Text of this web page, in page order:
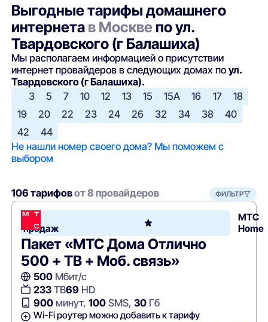
Выгодные тарифы домашнего
интернета в Москве по ул.
Твардовского (г Балашиха)
Мы располагаем информацией о присутствии
интернет провайдеров в следующих домах поул.
Твардовского (г Балашиха).
3
5 7 10 12 13 15 15А 16 17
18
19
20 22 23 24 26 32 34 38
40
42
44
Не нашли номер своего дома? Мы поможем с
выбором
106 тарифовот 8 провайдеров ФИЛЬТР
Хит
продаж
МТС
Home
Пакет «МТС Дома Отлично
500 + ТВ + Моб. связь»
500Мбит/с
233ТВ69 HD
900минут, 100SMS, 30Гб
Wi-Fi роутер можно добавить к тарифу